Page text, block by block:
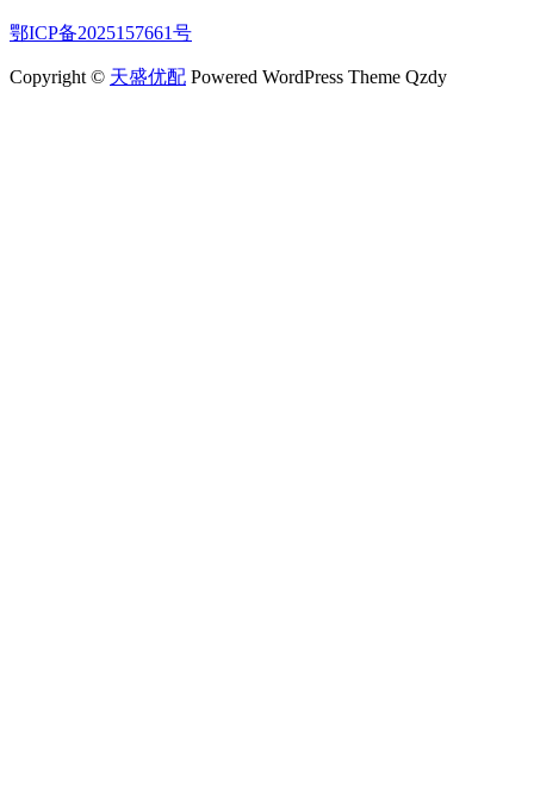
鄂ICP备2025157661号
Copyright © 天盛优配 Powered WordPress Theme Qzdy